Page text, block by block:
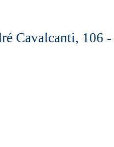
Cavalcanti, 106